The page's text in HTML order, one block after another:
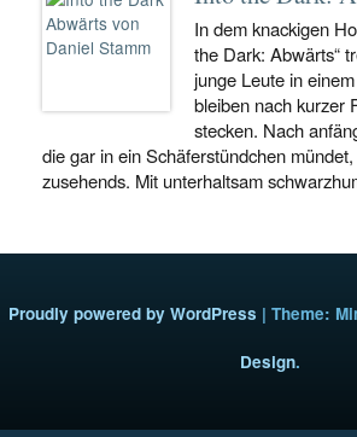
In dem knackigen
the Dark: Abwärts“
junge Leute in
bleiben nach kurzer
stecken. Nach
die gar in ein Schäferstündchen
zusehends. Mit unterhaltsam
Proudly powered by WordPress | Theme:
Design.